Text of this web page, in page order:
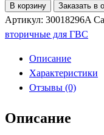
товара
Теплообменник
ГВС
Deluxe
S35K
В корзину Заказать в
Артикул: 30018296A
вторичные для ГВС
Описание
Характеристики
Отзывы (0)
Описание